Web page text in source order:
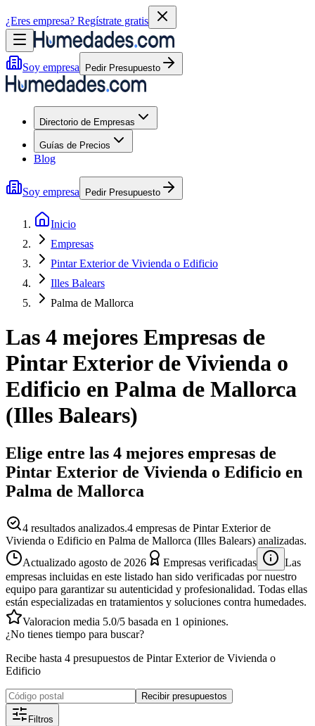
¿Eres empresa? Regístrate gratis
Soy empresa Pedir Presupuesto
Directorio de Empresas
Guías de Precios
Blog
Soy empresa Pedir Presupuesto
Inicio
Empresas
Pintar Exterior de Vivienda o Edificio
Illes Balears
Palma de Mallorca
Las 4 mejores Empresas de
Pintar Exterior de Vivienda o
Edificio en Palma de Mallorca
(Illes Balears)
Elige entre las 4 mejores empresas de
Pintar Exterior de Vivienda o Edificio en
Palma de Mallorca
4 resultados analizados.4 empresas de Pintar Exterior de
Vivienda o Edificio en Palma de Mallorca (Illes Balears) analizadas.
Actualizado agosto de 2026 Empresas verificadas
Las
empresas incluidas en este listado han sido verificadas por nuestro
equipo para garantizar su autenticidad y profesionalidad. Todas ellas
están especializadas en tratamientos y soluciones contra humedades.
Valoracion media 5.0/5 basada en 1 opiniones.
¿No tienes tiempo para buscar?
Recibe hasta 4 presupuestos de Pintar Exterior de Vivienda o
Edificio
Recibir presupuestos
Filtros